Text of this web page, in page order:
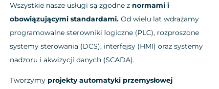
Wszystkie nasze usługi są zgodne z normami i
obowiązującymi standardami. Od wielu lat wdrażamy
programowalne sterowniki logiczne (PLC), rozproszone
systemy sterowania (DCS), interfejsy (HMI) oraz systemy
nadzoru i akwizycji danych (SCADA).
Tworzymy projekty automatyki przemysłowej